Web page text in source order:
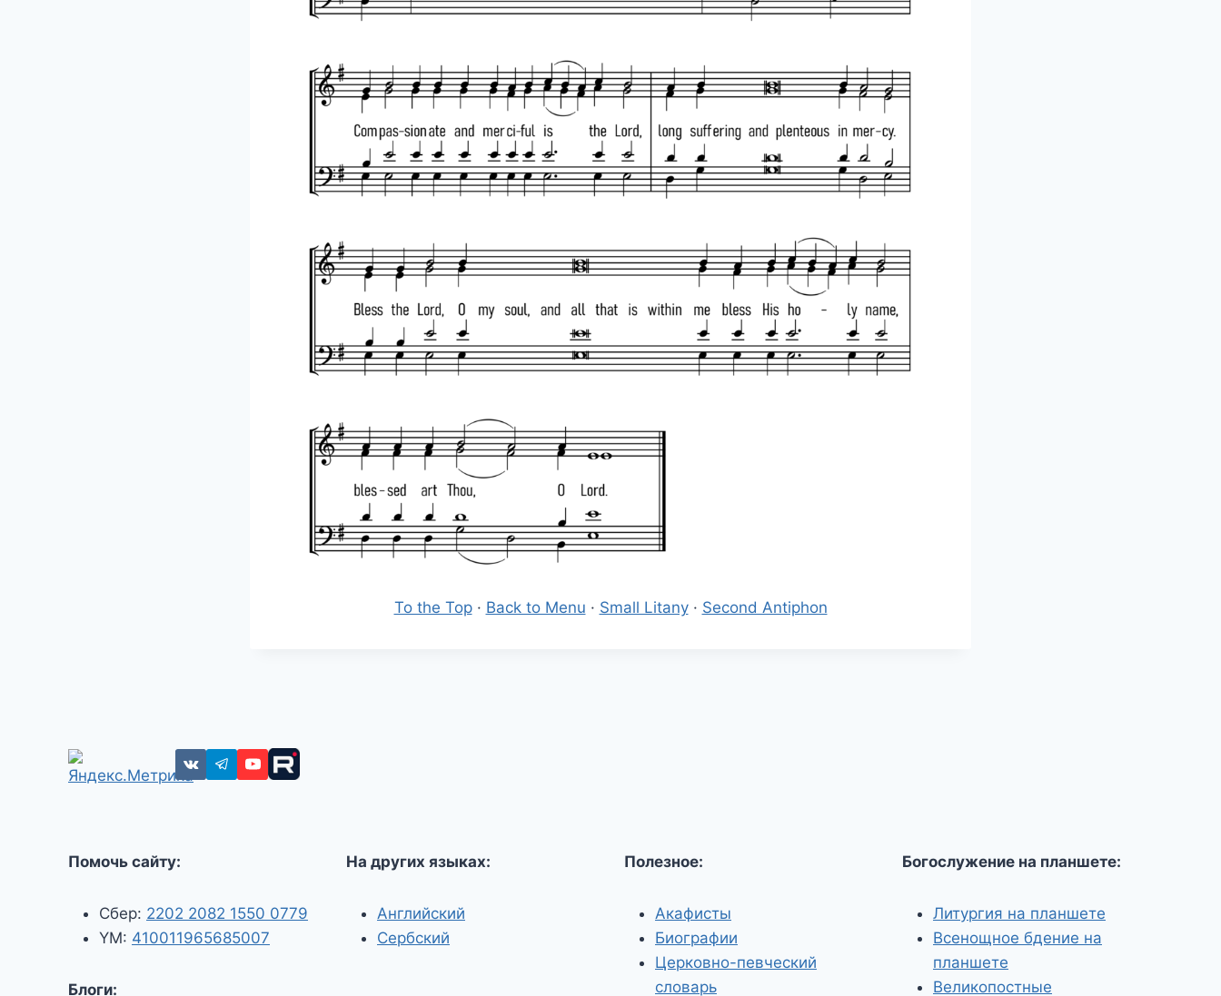
To the Top· Back to Menu · Small Litany· Second Antiphon
Помочь сайту:
Сбер: 2202 2082 1550 0779
YM: 410011965685007
Блоги:
На других языках:
Английский
Сербский
Полезное:
Акафисты
Биографии
Церковно-певческий
словарь
Богослужение на планшете:
Литургия на планшете
Всенощное бдение на
планшете
Великопостные